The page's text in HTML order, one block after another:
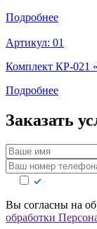
Подробнее
Артикул: 01
Комплект КР-021
Подробнее
Заказать
Вы согласны на
обработки